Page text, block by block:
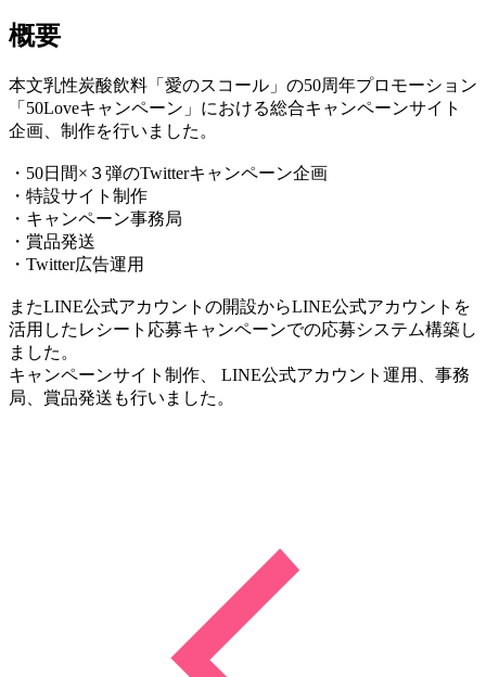
概要
本文乳性炭酸飲料「愛のスコール」の50周年プロモーション
「50Loveキャンペーン」における総合キャンペーンサイト
企画、制作を行いました。
・50日間×３弾のTwitterキャンペーン企画
・特設サイト制作
・キャンペーン事務局
・賞品発送
・Twitter広告運用
またLINE公式アカウントの開設からLINE公式アカウントを
活用したレシート応募キャンペーンでの応募システム構築し
ました。
キャンペーンサイト制作、 LINE公式アカウント運用、事務
局、賞品発送も行いました。